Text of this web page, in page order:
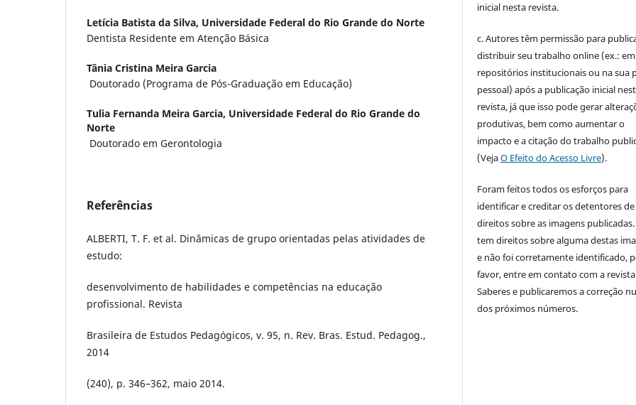
Letícia Batista da Silva, Universidade Federal do Rio Grande do Norte
Dentista Residente em Atenção Básica
Tânia Cristina Meira Garcia
Doutorado (Programa de Pós-Graduação em Educação)
Tulia Fernanda Meira Garcia, Universidade Federal do Rio Grande do
Norte
Doutorado em Gerontologia
Referências
ALBERTI, T. F. et al. Dinâmicas de grupo orientadas pelas atividades de
estudo:
desenvolvimento de habilidades e competências na educação
profissional. Revista
Brasileira de Estudos Pedagógicos, v. 95, n. Rev. Bras. Estud. Pedagog.,
2014
(240), p. 346–362, maio 2014.
inicial nesta revista.
c. Autores têm permissão para
distribuir seu trabalho online (ex.: em
repositórios institucionais ou na sua
pessoal) após a publicação inicial
revista, já que isso pode gerar
produtivas, bem como aumentar o
impacto e a citação do trabalho
(VejaO Efeito do Acesso Livre).
Foram feitos todos os esforços para
identificar e creditar os detentores de
direitos sobre as imagens publicadas.
tem direitos sobre alguma destas
e não foi corretamente identificado,
favor, entre em contato com a revista
Saberes e publicaremos a correção
dos próximos números.